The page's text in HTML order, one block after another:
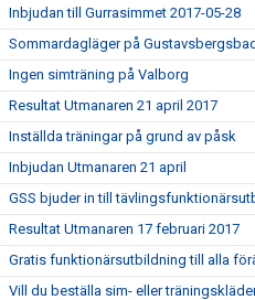
Inbjudan till Gurrasimmet 2017-05-28
Sommardagläger på
Ingen simträning på Valborg
Resultat Utmanaren 21 april 2017
Inställda träningar på grund av påsk
Inbjudan Utmanaren 21 april
GSS bjuder in till
Resultat Utmanaren 17 februari 2017
Gratis funktionärsutbildning till alla
Vill du beställa sim- eller